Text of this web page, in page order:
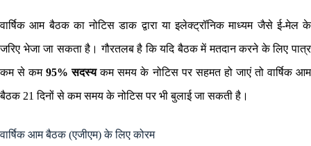
वार्षिक आम बैठक का नोटिस डाक द्वारा या इलेक्ट्रॉनिक माध्यम जैसे ई-मेल के
जरिए भेजा जा सकता है। गौरतलब है कि यदि बैठक में मतदान करने के लिए पात्र
कम से कम95% सदस्यकम समय के नोटिस पर सहमत हो जाएं तो वार्षिक आम
बैठक 21 दिनों से कम समय के नोटिस पर भी बुलाई जा सकती है।
वार्षिक आम बैठक (एजीएम) के लिए कोरम